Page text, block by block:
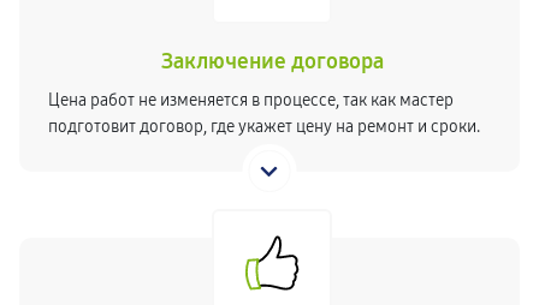
Заключение договора
Цена работ не изменяется в процессе, так как мастер
подготовит договор, где укажет цену на ремонт и сроки.